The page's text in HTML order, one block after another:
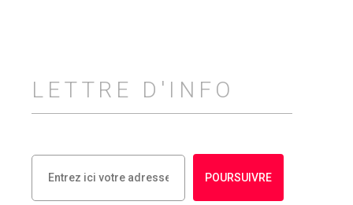
LETTRE D'INFO
POURSUIVRE